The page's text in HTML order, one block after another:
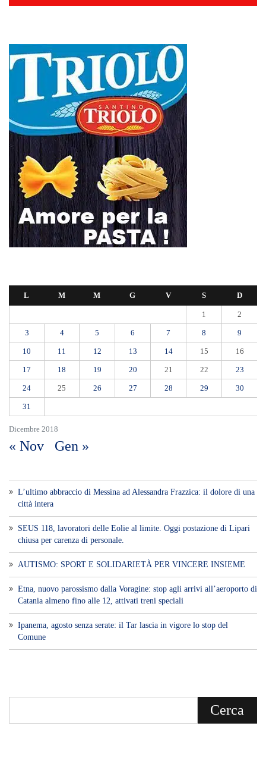
Dicembre 2018
L M M G V S D
1 2
3 4 5 6 7 8 9
10 11 12 13 14 15 16
17 18 19 20 21 22 23
24 25 26 27 28 29 30
31
« Nov Gen »
L’ultimo abbraccio di Messina ad Alessandra Frazzica: il dolore di una
città intera
SEUS 118, lavoratori delle Eolie al limite. Oggi postazione di Lipari
chiusa per carenza di personale.
AUTISMO: SPORT E SOLIDARIETÀ PER VINCERE INSIEME
Etna, nuovo parossismo dalla Voragine: stop agli arrivi all’aeroporto di
Catania almeno fino alle 12, attivati treni speciali
Ipanema, agosto senza serate: il Tar lascia in vigore lo stop del
Comune